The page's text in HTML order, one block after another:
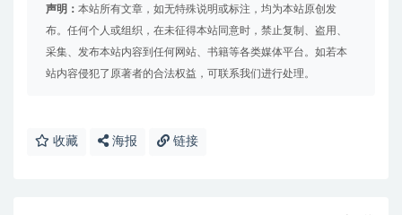
声明： 本站所有文章，如无特殊说明或标注，均为本站原创发
布。任何个人或组织，在未征得本站同意时，禁止复制、盗用、
采集、发布本站内容到任何网站、书籍等各类媒体平台。如若本
站内容侵犯了原著者的合法权益，可联系我们进行处理。
收藏 海报 链接